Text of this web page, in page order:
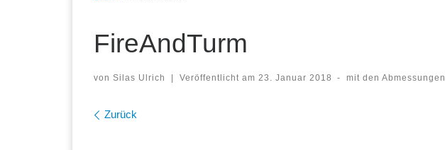
FireAndTurm
von Silas Ulrich | Veröffentlicht am 23. Januar 2018 - mit den Abmessungen
Bilder Navigation
Zurück